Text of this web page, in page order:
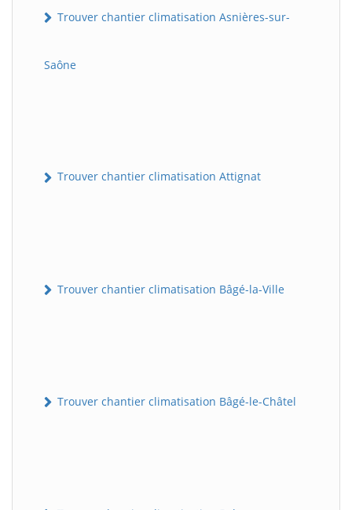
Trouver chantier climatisation Asnières-sur-
Saône
Trouver chantier climatisation Attignat
Trouver chantier climatisation Bâgé-la-Ville
Trouver chantier climatisation Bâgé-le-Châtel